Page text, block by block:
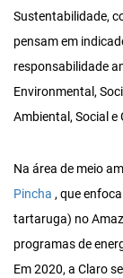
Sustentabilidade,
pensam em
responsabilidade
Environmental,
Ambiental, Social e
Na área de meio
Pincha , que
tartaruga) no
programas de
Em 2020, a Claro